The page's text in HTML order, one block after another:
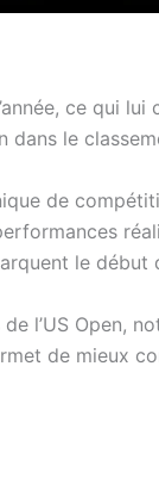
ce qui
le
de
le début
l’US Open,
de mieux